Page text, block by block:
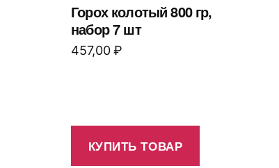
Горох колотый 800 гр,
набор 7 шт
457,00₽
КУПИТЬ ТОВАР